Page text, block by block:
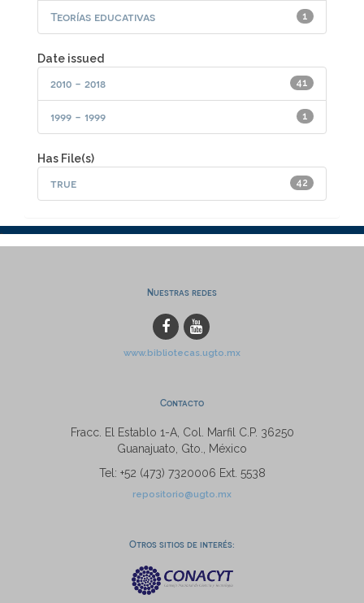
1
Teorías educativas
Date issued
41
2010 - 2018
1
1999 - 1999
Has File(s)
42
true
Nuestras redes
www.bibliotecas.ugto.mx
Contacto
Fracc. El Establo 1-A, Col. Marfil C.P. 36250
Guanajuato, Gto., México
Tel: +52 (473) 7320006 Ext. 5538
repositorio@ugto.mx
Otros sitios de interés: